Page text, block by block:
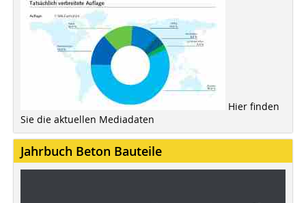
Hier finden
Sie die aktuellen Mediadaten
Jahrbuch Beton Bauteile